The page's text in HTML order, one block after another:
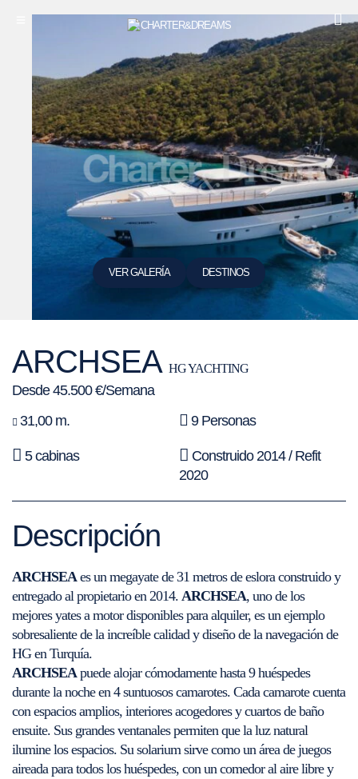
VER GALERÍA DESTINOS
ARCHSEA HG YACHTING
Desde 45.500 €/Semana
31,00 m.
9 Personas
5 cabinas
Construido 2014 / Refit
2020
Descripción
ARCHSEAes un megayate de 31 metros de eslora construido y
entregado al propietario en 2014. ARCHSEA, uno de los
mejores yates a motor disponibles para alquiler, es un ejemplo
sobresaliente de la increíble calidad y diseño de la navegación de
HG en Turquía.
ARCHSEApuede alojar cómodamente hasta 9 huéspedes
durante la noche en 4 suntuosos camarotes. Cada camarote cuenta
con espacios amplios, interiores acogedores y cuartos de baño
ensuite. Sus grandes ventanales permiten que la luz natural
ilumine los espacios. Su solarium sirve como un área de juegos
aireada para todos los huéspedes, con un comedor al aire libre y